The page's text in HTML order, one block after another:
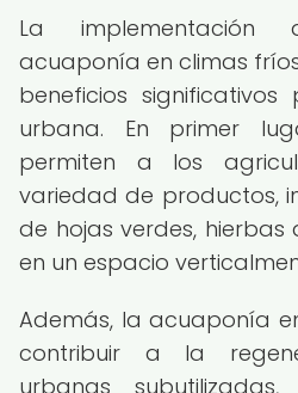
La
acuaponía en climas
beneficios
urbana. En primer
permiten a los
variedad de productos,
de hojas verdes,
en un espacio
Además, la acuaponía
contribuir a la
urbanas